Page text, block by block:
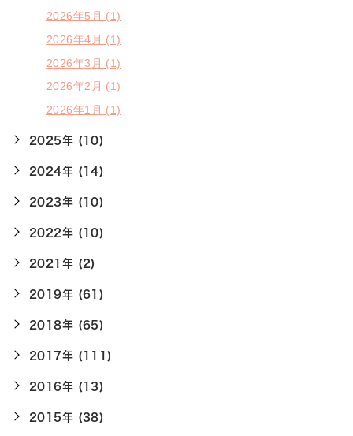
2026年5月 (1)
2026年4月 (1)
2026年3月 (1)
2026年2月 (1)
2026年1月 (1)
2025年 (10)
2024年 (14)
2023年 (10)
2022年 (10)
2021年 (2)
2019年 (61)
2018年 (65)
2017年 (111)
2016年 (13)
2015年 (38)